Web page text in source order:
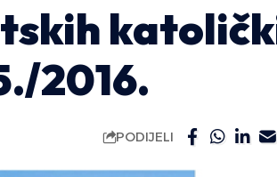
2016.
PODIJELI